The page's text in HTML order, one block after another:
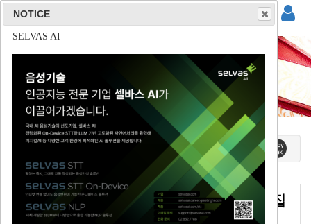
공지사항
홈 / 커뮤니티 / 공지사항
[채용공고] 한국한의학연구원 연구원 모집
NOTICE
(주)사운드마인드
NOTICE
(주)튜터러스랩스
NOTICE
(주)리드스피커코리아
NOTICE
SELVAS AI